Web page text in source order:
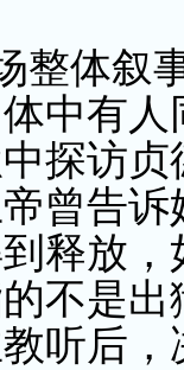
整体
有人
探访
曾告诉
释放，
不是出
听后，